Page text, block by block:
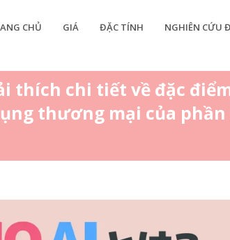
CHỦ GIÁ ĐẶC TÍNH NGHIÊN CỨU
thích chi tiết về đặc
thương mại của